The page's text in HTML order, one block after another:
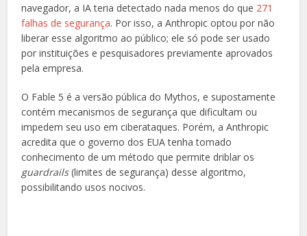
navegador, a IA teria detectado nada menos do que 271
falhas de segurança. Por isso, a Anthropic optou por não
liberar esse algoritmo ao público; ele só pode ser usado
por instituições e pesquisadores previamente aprovados
pela empresa.
O Fable 5 é a versão pública do Mythos, e supostamente
contém mecanismos de segurança que dificultam ou
impedem seu uso em ciberataques. Porém, a Anthropic
acredita que o governo dos EUA tenha tomado
conhecimento de um método que permite driblar os
guardrails(limites de segurança) desse algoritmo,
possibilitando usos nocivos.